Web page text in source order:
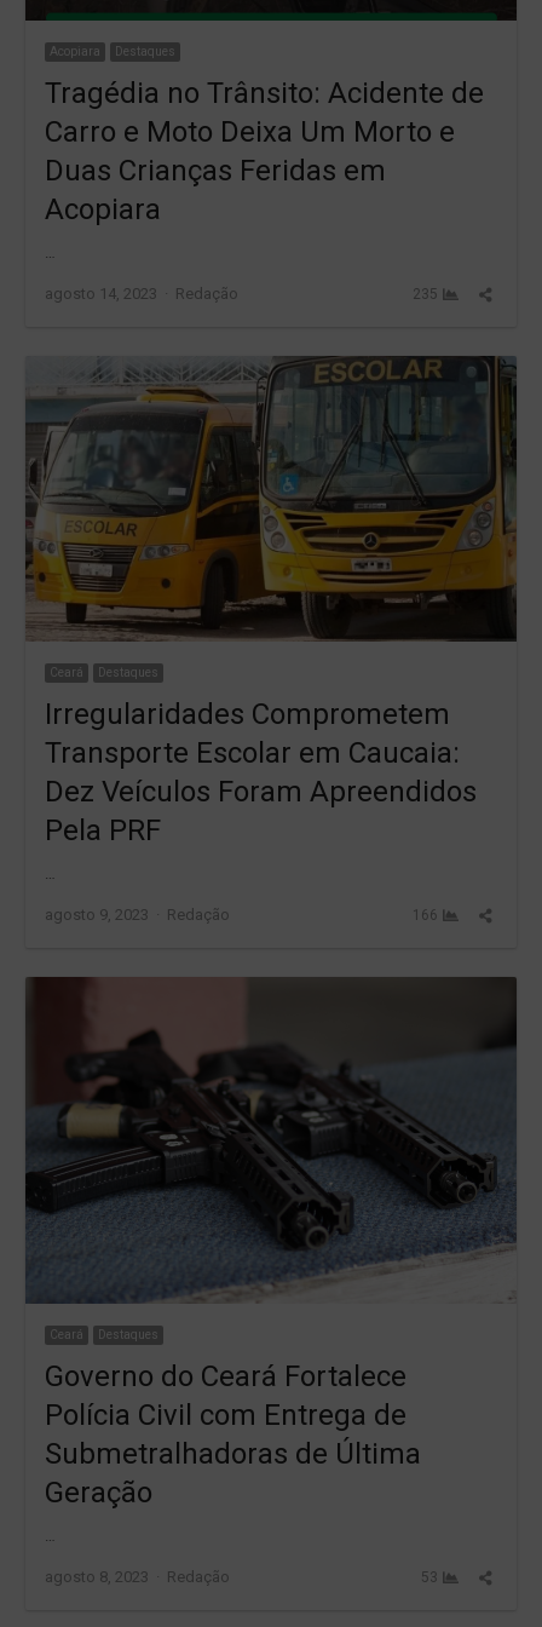
Acopiara Destaques
Tragédia no Trânsito: Acidente de
Carro e Moto Deixa Um Morto e
Duas Crianças Feridas em
Acopiara
…
agosto 14, 2023 Author
Redação 235
Share
Ceará Destaques
Irregularidades Comprometem
Transporte Escolar em Caucaia:
Dez Veículos Foram Apreendidos
Pela PRF
agosto 9, 2023 Author
Redação 166
Share
Ceará Destaques
Governo do Ceará Fortalece
Polícia Civil com Entrega de
Submetralhadoras de Última
Geração
…
agosto 8, 2023 Author
Redação 53
Share